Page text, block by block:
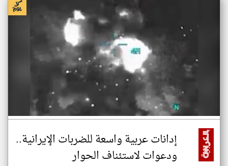
إدانات عربية واسعة للضربات الإيرانية..
ودعوات لاستئناف الحوار